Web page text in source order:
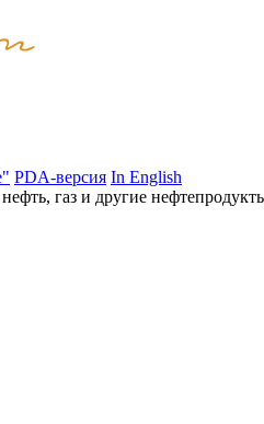
PDA-версия In English
газ и другие